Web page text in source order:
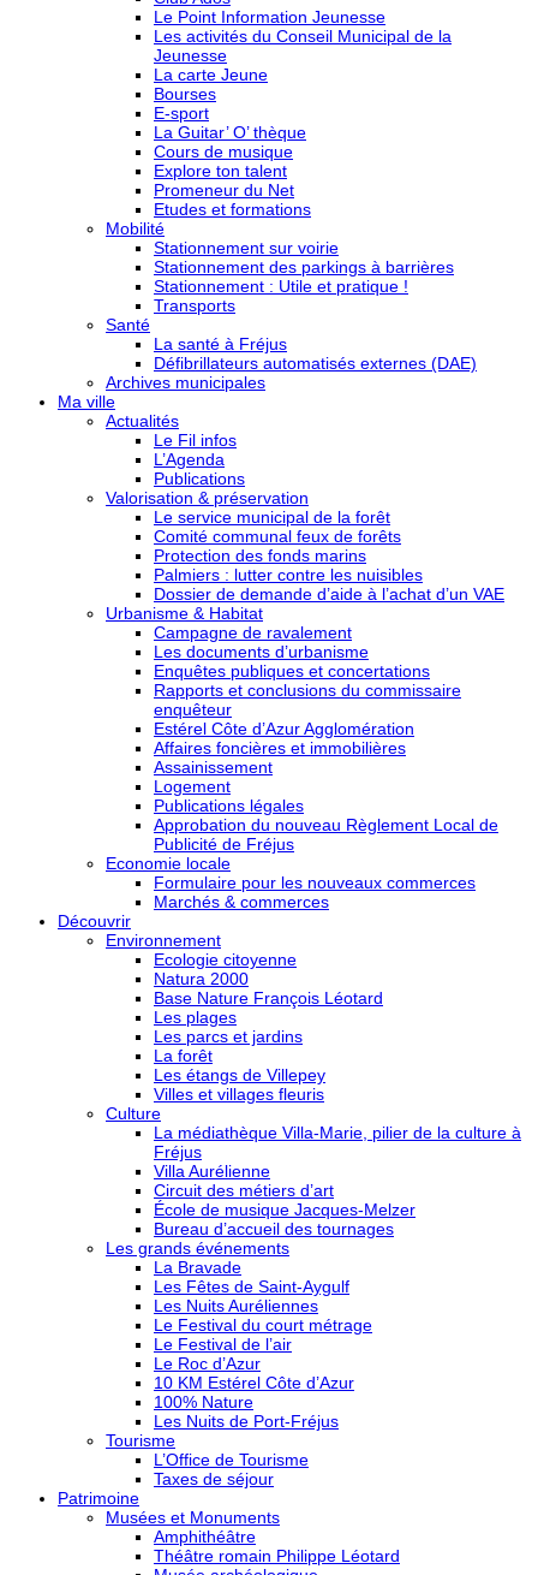
Le Point Information Jeunesse
Les activités du Conseil Municipal de la
Jeunesse
La carte Jeune
Bourses
E-sport
La Guitar’ O’ thèque
Cours de musique
Explore ton talent
Promeneur du Net
Etudes et formations
Mobilité
Stationnement sur voirie
Stationnement des parkings à barrières
Stationnement : Utile et pratique !
Transports
Santé
La santé à Fréjus
Défibrillateurs automatisés externes (DAE)
Archives municipales
Ma ville
Actualités
Le Fil infos
L’Agenda
Publications
Valorisation & préservation
Le service municipal de la forêt
Comité communal feux de forêts
Protection des fonds marins
Palmiers : lutter contre les nuisibles
Dossier de demande d’aide à l’achat d’un VAE
Urbanisme & Habitat
Campagne de ravalement
Les documents d’urbanisme
Enquêtes publiques et concertations
Rapports et conclusions du commissaire
enquêteur
Estérel Côte d’Azur Agglomération
Affaires foncières et immobilières
Assainissement
Logement
Publications légales
Approbation du nouveau Règlement Local de
Publicité de Fréjus
Economie locale
Formulaire pour les nouveaux commerces
Marchés & commerces
Découvrir
Environnement
Ecologie citoyenne
Natura 2000
Base Nature François Léotard
Les plages
Les parcs et jardins
La forêt
Les étangs de Villepey
Villes et villages fleuris
Culture
La médiathèque Villa-Marie, pilier de la culture à
Fréjus
Villa Aurélienne
Circuit des métiers d’art
École de musique Jacques-Melzer
Bureau d’accueil des tournages
Les grands événements
La Bravade
Les Fêtes de Saint-Aygulf
Les Nuits Auréliennes
Le Festival du court métrage
Le Festival de l’air
Le Roc d’Azur
10 KM Estérel Côte d’Azur
100% Nature
Les Nuits de Port-Fréjus
Tourisme
L’Office de Tourisme
Taxes de séjour
Patrimoine
Musées et Monuments
Amphithéâtre
Théâtre romain Philippe Léotard